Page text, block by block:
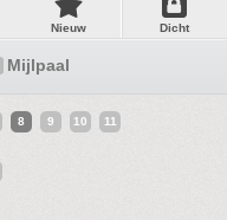
Nieuw Dicht
Mijlpaal
8 9 10 11